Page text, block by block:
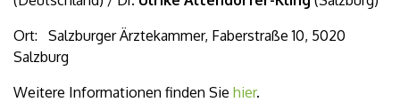
Ort: Salzburger Ärztekammer, Faberstraße 10, 5020
Salzburg
Weitere Informationen finden Sie hier.